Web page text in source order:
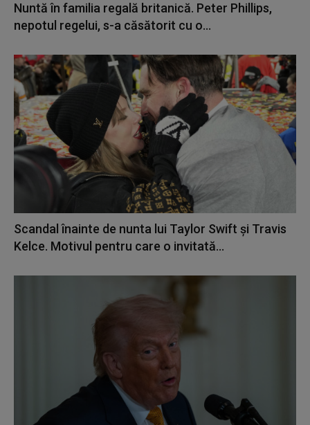
Nuntă în familia regală britanică. Peter Phillips,
nepotul regelui, s-a căsătorit cu o...
Scandal înainte de nunta lui Taylor Swift și Travis
Kelce. Motivul pentru care o invitată...